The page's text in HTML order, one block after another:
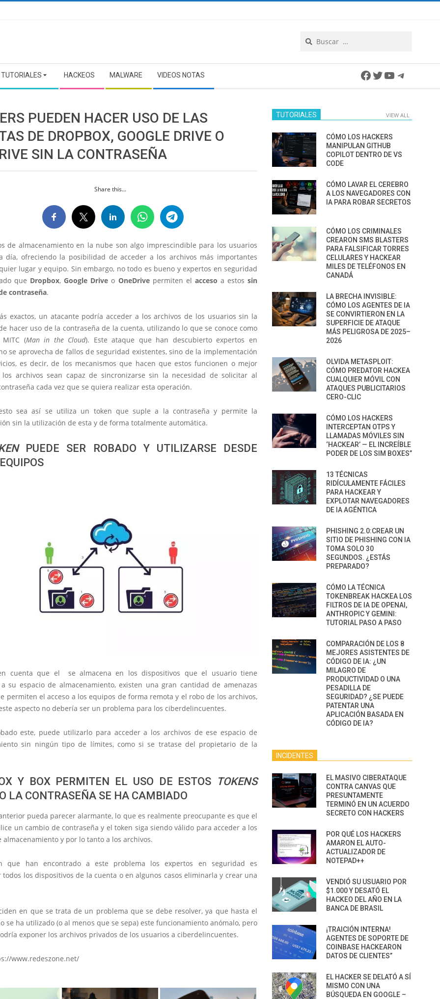
TUTORIALES HACKEOS MALWARE VIDEOS NOTAS Facebook
Twitter
YouTube
PUEDEN HACER USO DE LAS
DE DROPBOX, GOOGLE DRIVE O
SIN LA CONTRASEÑA
Share this...
de almacenamiento en la nube son algo imprescindible para los usuarios
día, ofreciendo la posibilidad de acceder a los archivos más importantes
lugar y equipo. Sin embargo, no todo es bueno y expertos en seguridad
que Dropbox,Google Drive o OneDrivepermiten el acceso a estossin
contraseña.
exactos, un atacante podría acceder a los archivos de los usuarios sin la
hacer uso de la contraseña de la cuenta, utilizando lo que se conoce como
(Man in the Cloud). Este ataque que han descubierto expertos en
se aprovecha de fallos de seguridad existentes, sino de la implementación
es decir, de los mecanismos que hacen que estos funcionen o mejor
archivos sean capaz de sincronizarse sin la necesidad de solicitar al
cada vez que se quiera realizar esta operación.
sea así se utiliza un token que suple a la contraseña y permite la
sin la utilización de esta y de forma totalmente automática.
PUEDE SER ROBADO Y UTILIZARSE DESDE
cuenta que el se almacena en los dispositivos que el usuario tiene
su espacio de almacenamiento, existen una gran cantidad de amenazas
permiten el acceso a los equipos de forma remota y el robo de los archivos,
aspecto no debería ser un problema para los ciberdelincuentes.
este, puede utilizarlo para acceder a los archivos de ese espacio de
sin ningún tipo de límites, como si se tratase del propietario de la
Y BOX PERMITEN EL USO DE ESTOS TOKENS
LA CONTRASEÑA SE HA CAMBIADO
pueda parecer alarmante, lo que es realmente preocupante es que el
un cambio de contraseña y el token siga siendo válido para acceder a los
almacenamiento y por lo tanto a los archivos.
que han encontrado a este problema los expertos en seguridad es
todos los dispositivos de la cuenta o en algunos casos eliminarla y crear una
en que se trata de un problema que se debe resolver, ya que hasta el
se ha utilizado (o al menos que se sepa) este funcionamiento anómalo, pero
exponer los archivos privados de los usuarios a ciberdelincuentes.
www.redeszone.net/
TUTORIALES VIEW ALL
CÓMO LOS HACKERS
MANIPULAN GITHUB
COPILOT DENTRO DE VS
CODE
CÓMO LAVAR EL CEREBRO
A LOS NAVEGADORES CON
IA PARA ROBAR SECRETOS
CÓMO LOS CRIMINALES
CREARON SMS BLASTERS
PARA FALSIFICAR TORRES
CELULARES Y HACKEAR
MILES DE TELÉFONOS EN
CANADÁ
LA BRECHA INVISIBLE:
CÓMO LOS AGENTES DE IA
SE CONVIRTIERON EN LA
SUPERFICIE DE ATAQUE
MÁS PELIGROSA DE 2025–
2026
OLVIDA METASPLOIT:
CÓMO PREDATOR HACKEA
CUALQUIER MÓVIL CON
ATAQUES PUBLICITARIOS
CERO-CLIC
CÓMO LOS HACKERS
INTERCEPTAN OTPS Y
LLAMADAS MÓVILES SIN
‘HACKEAR’ — EL INCREÍBLE
PODER DE LOS SIM BOXES”
13 TÉCNICAS
RIDÍCULAMENTE FÁCILES
PARA HACKEAR Y
EXPLOTAR NAVEGADORES
DE IA AGÉNTICA
PHISHING 2.0:CREAR UN
SITIO DE PHISHING CON IA
TOMA SOLO 30
SEGUNDOS. ¿ESTÁS
PREPARADO?
CÓMO LA TÉCNICA
TOKENBREAK HACKEA LOS
FILTROS DE IA DE OPENAI,
ANTHROPIC Y GEMINI:
TUTORIAL PASO A PASO
COMPARACIÓN DE LOS 8
MEJORES ASISTENTES DE
CÓDIGO DE IA: ¿UN
MILAGRO DE
PRODUCTIVIDAD O UNA
PESADILLA DE
SEGURIDAD? ¿SE PUEDE
PATENTAR UNA
APLICACIÓN BASADA EN
CÓDIGO DE IA?
INCIDENTES
EL MASIVO CIBERATAQUE
CONTRA CANVAS QUE
PRESUNTAMENTE
TERMINÓ EN UN ACUERDO
SECRETO CON HACKERS
POR QUÉ LOS HACKERS
AMARON EL AUTO-
ACTUALIZADOR DE
NOTEPAD++
VENDIÓ SU USUARIO POR
$1.000 Y DESATÓ EL
HACKEO DEL AÑO EN LA
BANCA DE BRASIL
¡TRAICIÓN INTERNA!
AGENTES DE SOPORTE DE
COINBASE HACKEARON
DATOS DE CLIENTES”
EL HACKER SE DELATÓ A SÍ
MISMO CON UNA
BÚSQUEDA EN GOOGLE –